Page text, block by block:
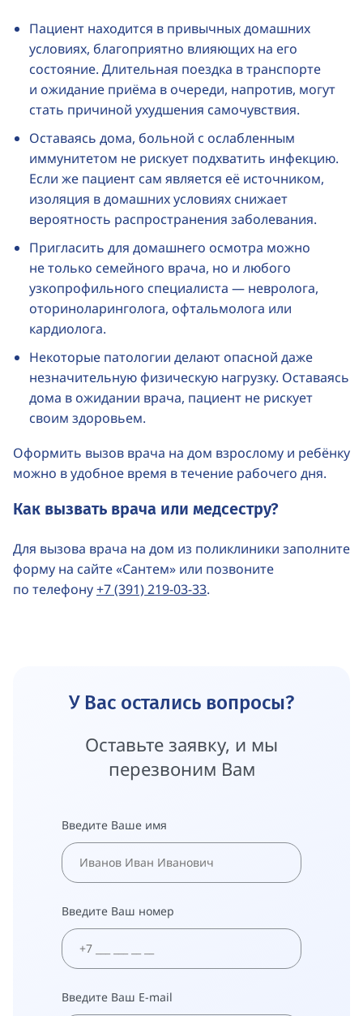
Пациент находится в привычных домашних
условиях, благоприятно влияющих на его
состояние. Длительная поездка в транспорте
и ожидание приёма в очереди, напротив, могут
стать причиной ухудшения самочувствия.
Оставаясь дома, больной с ослабленным
иммунитетом не рискует подхватить инфекцию.
Если же пациент сам является её источником,
изоляция в домашних условиях снижает
вероятность распространения заболевания.
Пригласить для домашнего осмотра можно
не только семейного врача, но и любого
узкопрофильного специалиста — невролога,
оториноларинголога, офтальмолога или
кардиолога.
Некоторые патологии делают опасной даже
незначительную физическую нагрузку. Оставаясь
дома в ожидании врача, пациент не рискует
своим здоровьем.
Оформить вызов врача на дом взрослому и ребёнку
можно в удобное время в течение рабочего дня.
Как вызвать врача или медсестру?
Для вызова врача на дом из поликлиники заполните
форму на сайте «Сантем» или позвоните
по телефону+7 (391) 219-03-33.
У Вас остались вопросы?
Оставьте заявку, и мы
перезвоним Вам
Введите Ваше имя
Введите Ваш номер
Введите Ваш E-mail